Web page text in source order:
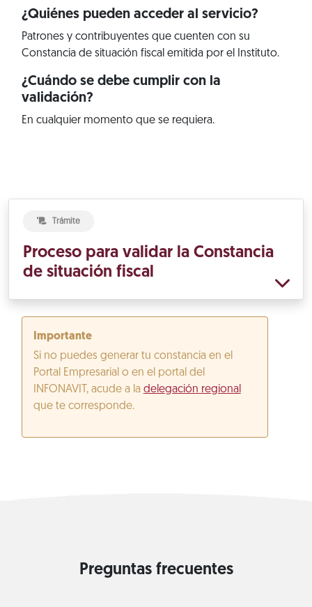
¿Quiénes pueden acceder al servicio?
Patrones y contribuyentes que cuenten con su
Constancia de situación fiscal emitida por el Instituto.
¿Cuándo se debe cumplir con la
validación?
En cualquier momento que se requiera.
Trámite
Proceso para validar la Constancia
de situación fiscal
Importante
Si no puedes generar tu constancia en el
Portal Empresarial o en el portal del
INFONAVIT, acude a la delegación regional
que te corresponde.
Preguntas frecuentes